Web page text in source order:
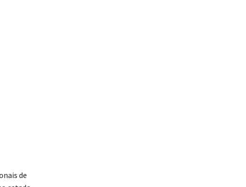
de